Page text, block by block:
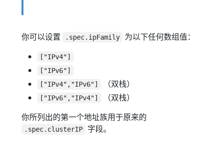
你可以设置 .spec.ipFamily 为以下任何数组值：
["IPv4"]
["IPv6"]
["IPv4","IPv6"]
（双栈）
["IPv6","IPv4"]
（双栈）
你所列出的第一个地址族用于原来的
.spec.clusterIP 字段。